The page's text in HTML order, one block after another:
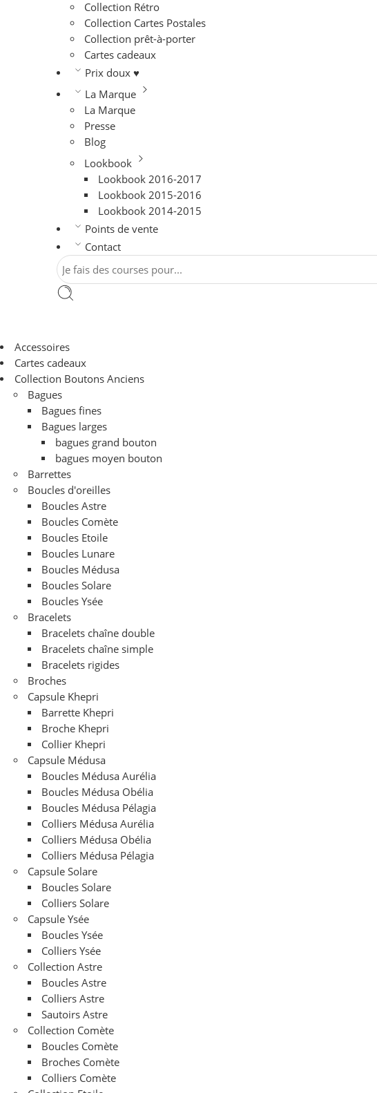
Collection Rétro
Collection Cartes Postales
Collection prêt-à-porter
Cartes cadeaux
Prix doux ♥
La Marque
La Marque
Presse
Blog
Lookbook
Lookbook 2016-2017
Lookbook 2015-2016
Lookbook 2014-2015
Points de vente
Contact
Accessoires
Cartes cadeaux
Collection Boutons Anciens
Bagues
Bagues fines
Bagues larges
bagues grand bouton
bagues moyen bouton
Barrettes
Boucles d'oreilles
Boucles Astre
Boucles Comète
Boucles Etoile
Boucles Lunare
Boucles Médusa
Boucles Solare
Boucles Ysée
Bracelets
Bracelets chaîne double
Bracelets chaîne simple
Bracelets rigides
Broches
Capsule Khepri
Barrette Khepri
Broche Khepri
Collier Khepri
Capsule Médusa
Boucles Médusa Aurélia
Boucles Médusa Obélia
Boucles Médusa Pélagia
Colliers Médusa Aurélia
Colliers Médusa Obélia
Colliers Médusa Pélagia
Capsule Solare
Boucles Solare
Colliers Solare
Capsule Ysée
Boucles Ysée
Colliers Ysée
Collection Astre
Boucles Astre
Colliers Astre
Sautoirs Astre
Collection Comète
Boucles Comète
Broches Comète
Colliers Comète